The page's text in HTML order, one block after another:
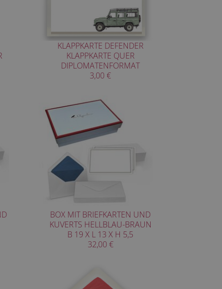
KLAPPKARTE DEFENDER
KLAPPKARTE QUER
DIPLOMATENFORMAT
3,00 €
BOX MIT BRIEFKARTEN UND
KUVERTS HELLBLAU-BRAUN
B 19 X L 13 X H 5,5
32,00 €